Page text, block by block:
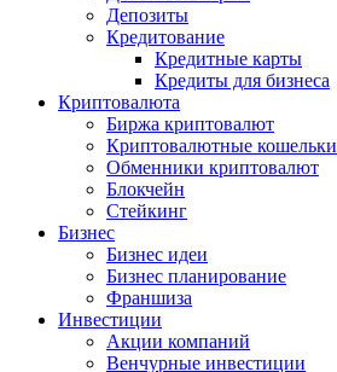
Депозиты
Кредитование
Кредитные карты
Кредиты для бизнеса
Криптовалюта
Биржа криптовалют
Криптовалютные кошельки
Обменники криптовалют
Блокчейн
Стейкинг
Бизнес
Бизнес идеи
Бизнес планирование
Франшиза
Инвестиции
Акции компаний
Венчурные инвестиции